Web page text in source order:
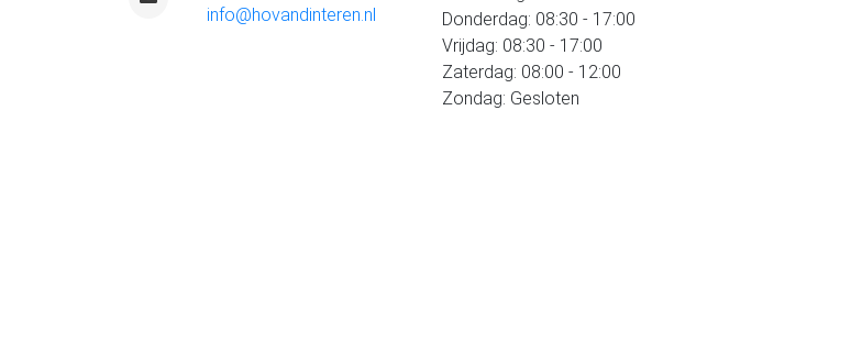
info@hovandinteren.nl
Donderdag: 08:30 - 17:00
Vrijdag: 08:30 - 17:00
Zaterdag: 08:00 - 12:00
Zondag: Gesloten